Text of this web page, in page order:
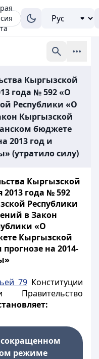
Кыргызской
года № 592 «О
Республики «О
Кыргызской
бюджете
2013 год и
(утратило силу)
Кыргызской
2013 года № 592
Республики
в Закон
«О
Кыргызской
на 2014-
79Конституции
Правительство
режиме